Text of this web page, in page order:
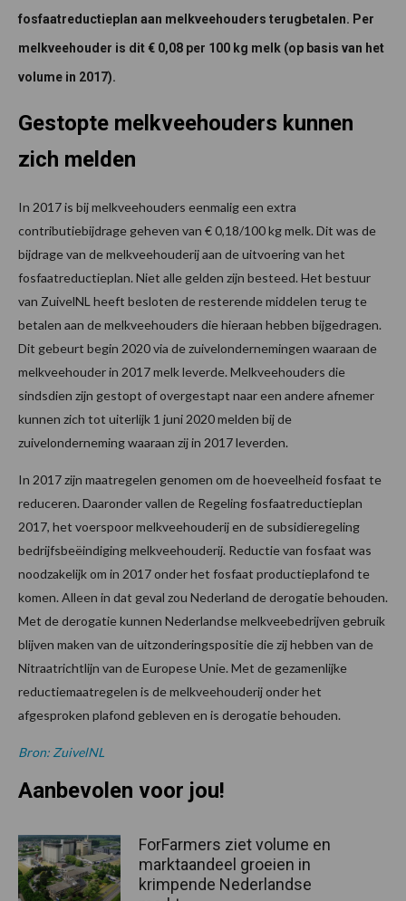
fosfaatreductieplan aan melkveehouders terugbetalen. Per
melkveehouder is dit € 0,08 per 100 kg melk (op basis van het
volume in 2017).
Gestopte melkveehouders kunnen
zich melden
In 2017 is bij melkveehouders eenmalig een extra
contributiebijdrage geheven van € 0,18/100 kg melk. Dit was de
bijdrage van de melkveehouderij aan de uitvoering van het
fosfaatreductieplan. Niet alle gelden zijn besteed. Het bestuur
van ZuivelNL heeft besloten de resterende middelen terug te
betalen aan de melkveehouders die hieraan hebben bijgedragen.
Dit gebeurt begin 2020 via de zuivelondernemingen waaraan de
melkveehouder in 2017 melk leverde. Melkveehouders die
sindsdien zijn gestopt of overgestapt naar een andere afnemer
kunnen zich tot uiterlijk 1 juni 2020 melden bij de
zuivelonderneming waaraan zij in 2017 leverden.
In 2017 zijn maatregelen genomen om de hoeveelheid fosfaat te
reduceren. Daaronder vallen de Regeling fosfaatreductieplan
2017, het voerspoor melkveehouderij en de subsidieregeling
bedrijfsbeëindiging melkveehouderij. Reductie van fosfaat was
noodzakelijk om in 2017 onder het fosfaat productieplafond te
komen. Alleen in dat geval zou Nederland de derogatie behouden.
Met de derogatie kunnen Nederlandse melkveebedrijven gebruik
blijven maken van de uitzonderingspositie die zij hebben van de
Nitraatrichtlijn van de Europese Unie. Met de gezamenlijke
reductiemaatregelen is de melkveehouderij onder het
afgesproken plafond gebleven en is derogatie behouden.
Bron: ZuivelNL
Aanbevolen voor jou!
ForFarmers ziet volume en
marktaandeel groeien in
krimpende Nederlandse